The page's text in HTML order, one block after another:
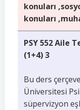
konuları
konuları
PSY 552 Aile
(1+4) 3
Bu ders
Üniversitesi
süpervizyon